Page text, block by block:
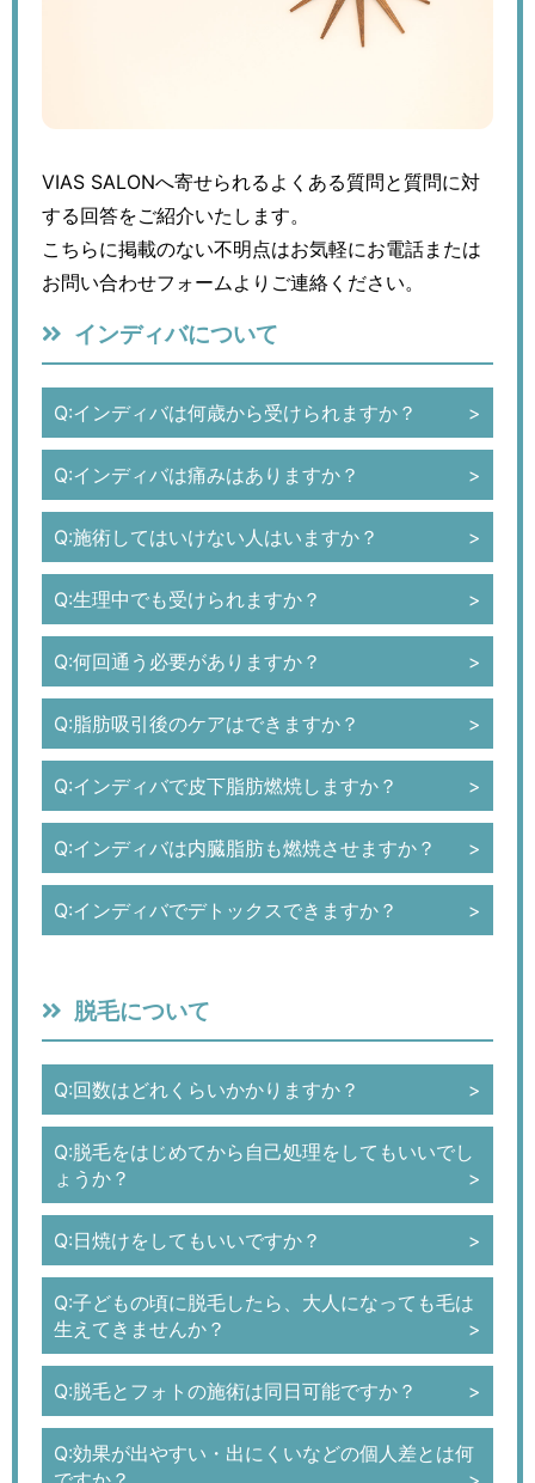
VIAS SALONへ寄せられるよくある質問と質問に対
する回答をご紹介いたします。
こちらに掲載のない不明点はお気軽にお電話または
お問い合わせフォームよりご連絡ください。
インディバについて
Q:インディバは何歳から受けられますか？
Q:インディバは痛みはありますか？
Q:施術してはいけない人はいますか？
Q:生理中でも受けられますか？
Q:何回通う必要がありますか？
Q:脂肪吸引後のケアはできますか？
Q:インディバで皮下脂肪燃焼しますか？
Q:インディバは内臓脂肪も燃焼させますか？
Q:インディバでデトックスできますか？
脱毛について
Q:回数はどれくらいかかりますか？
Q:脱毛をはじめてから自己処理をしてもいいでし
ょうか？
Q:日焼けをしてもいいですか？
Q:子どもの頃に脱毛したら、大人になっても毛は
生えてきませんか？
Q:脱毛とフォトの施術は同日可能ですか？
Q:効果が出やすい・出にくいなどの個人差とは何